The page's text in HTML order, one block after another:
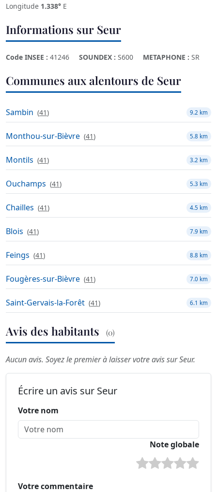
Longitude 1.338° E
Informations sur Seur
Code INSEE : 41246 SOUNDEX : S600 METAPHONE : SR
Communes aux alentours de Seur
Sambin (41) 9.2 km
Monthou-sur-Bièvre (41) 5.8 km
Montils (41) 3.2 km
Ouchamps (41) 5.3 km
Chailles (41) 4.5 km
Blois (41) 7.9 km
Feings (41) 8.8 km
Fougères-sur-Bièvre (41) 7.0 km
Saint-Gervais-la-Forêt (41) 6.1 km
Avis des habitants (0)
Aucun avis. Soyez le premier à laisser votre avis sur Seur.
Écrire un avis sur Seur
Votre nom
Note globale
Votre commentaire